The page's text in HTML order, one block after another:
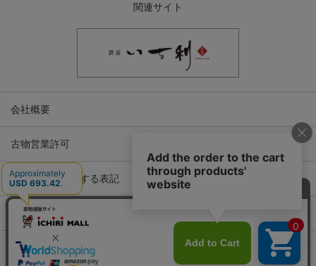
関連サイト
会社概要
古物営業許可
特定商取引に関する表記
プライバシーポリシー